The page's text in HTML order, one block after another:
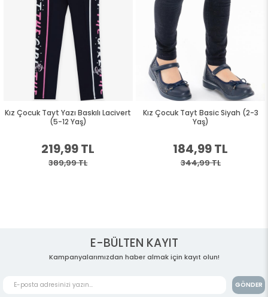
Kız Çocuk Tayt Yazı Baskılı Lacivert
(5-12 Yaş)
219,99 TL
389,99 TL
Kız Çocuk Tayt Basic Siyah (2-3
Yaş)
184,99 TL
344,99 TL
E-BÜLTEN KAYIT
Kampanyalarımızdan haber almak için kayıt olun!
GÖNDER